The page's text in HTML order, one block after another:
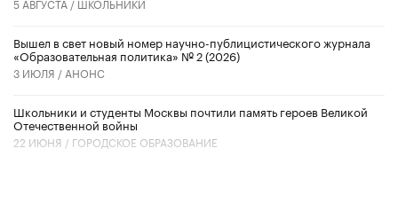
Вышел в свет новый номер научно-публицистического журнала
«Образовательная политика» № 2 (2026)
3 ИЮЛЯ / АНОНС
Школьники и студенты Москвы почтили память героев Великой
Отечественной войны
22 ИЮНЯ / ГОРОДСКОЕ ОБРАЗОВАНИЕ